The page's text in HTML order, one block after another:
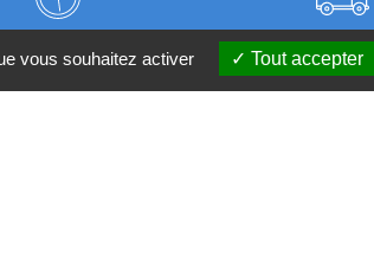
Frais de port à
vous souhaitez activer Tout accepter